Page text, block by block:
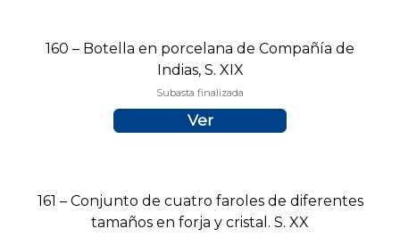
160 – Botella en porcelana de Compañía de
Indias, S. XIX
Subasta finalizada
Ver
161 – Conjunto de cuatro faroles de diferentes
tamaños en forja y cristal. S. XX